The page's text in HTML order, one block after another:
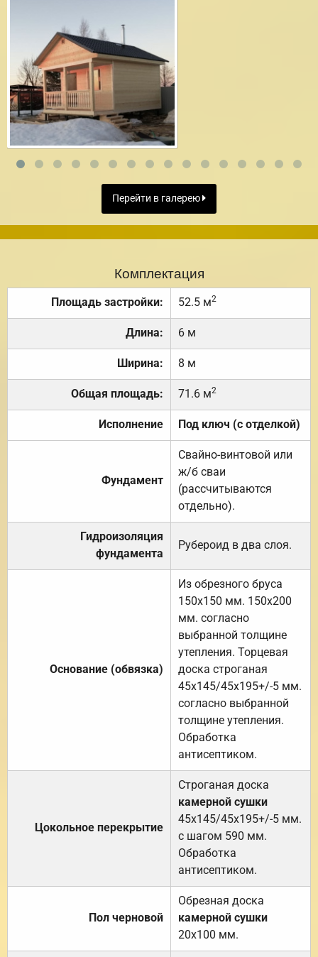
Перейти в галерею
Комплектация
Площадь застройки: 52.5 м2
Длина: 6 м
Ширина: 8 м
Общая площадь: 71.6 м2
Исполнение Под ключ (с отделкой)
Фундамент
Свайно-винтовой или
ж/б сваи
(рассчитываются
отдельно).
Гидроизоляция
фундамента
Рубероид в два слоя.
Основание (обвязка)
Из обрезного бруса
150х150 мм. 150х200
мм. согласно
выбранной толщине
утепления. Торцевая
доска строганая
45х145/45х195+/-5 мм.
согласно выбранной
толщине утепления.
Обработка
антисептиком.
Цокольное перекрытие
Строганая доска
камерной сушки
45х145/45х195+/-5 мм.
с шагом 590 мм.
Обработка
антисептиком.
Пол черновой
Обрезная доска
камерной сушки
20х100 мм.